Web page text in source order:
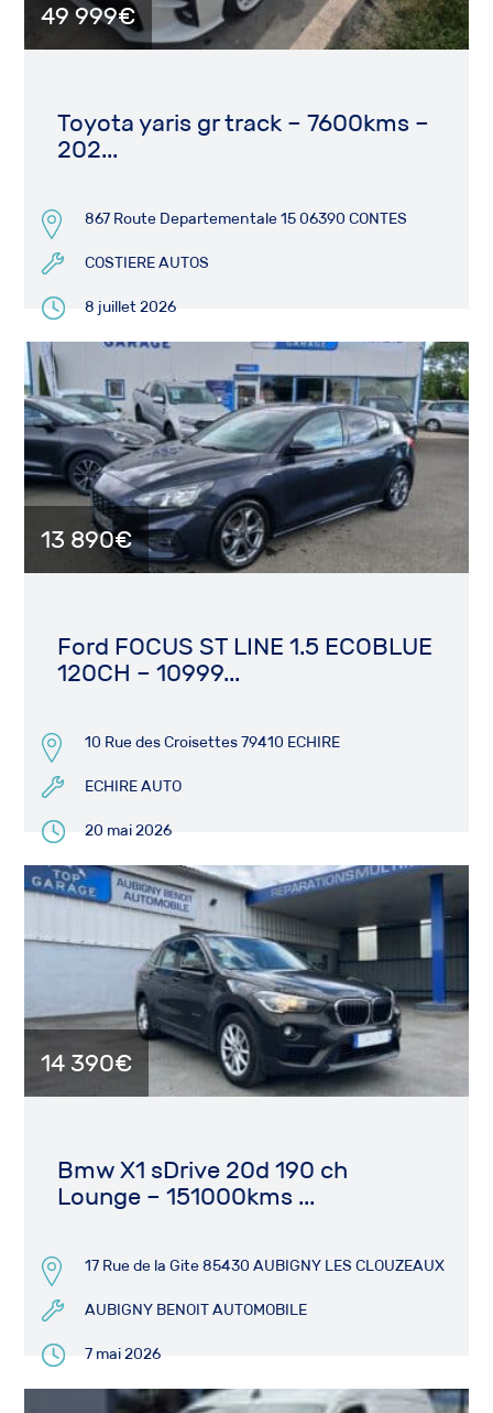
49 999€
Toyota yaris gr track – 7600kms –
202...
867 Route Departementale 15 06390 CONTES
COSTIERE AUTOS
8 juillet 2026
13 890€
Ford FOCUS ST LINE 1.5 ECOBLUE
120CH – 10999...
10 Rue des Croisettes 79410 ECHIRE
ECHIRE AUTO
20 mai 2026
14 390€
Bmw X1 sDrive 20d 190 ch
Lounge – 151000kms ...
17 Rue de la Gite 85430 AUBIGNY LES CLOUZEAUX
AUBIGNY BENOIT AUTOMOBILE
7 mai 2026